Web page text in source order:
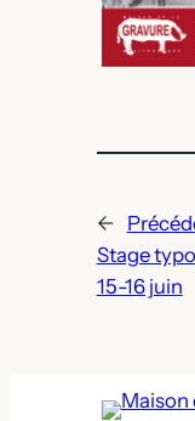
←
Stage
15-16 juin